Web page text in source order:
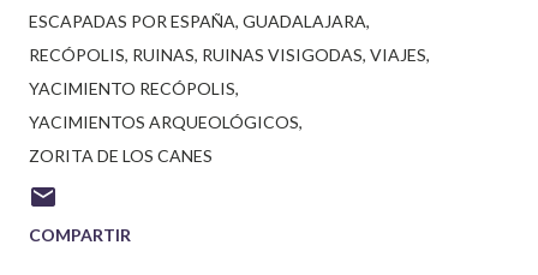
ESCAPADAS POR ESPAÑA GUADALAJARA
RECÓPOLIS RUINAS RUINAS VISIGODAS VIAJES
YACIMIENTO RECÓPOLIS
YACIMIENTOS ARQUEOLÓGICOS
ZORITA DE LOS CANES
COMPARTIR